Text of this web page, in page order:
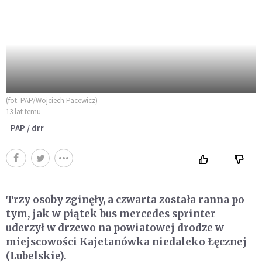
(fot. PAP/Wojciech Pacewicz)
13 lat temu
PAP / drr
Trzy osoby zginęły, a czwarta została ranna po
tym, jak w piątek bus mercedes sprinter
uderzył w drzewo na powiatowej drodze w
miejscowości Kajetanówka niedaleko Łęcznej
(Lubelskie).